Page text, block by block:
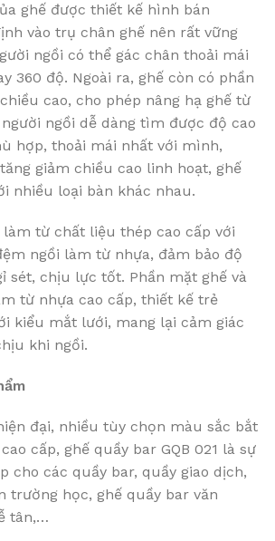
ghế được thiết kế hình bán
vào trụ chân ghế nên rất vững
ngồi có thể gác chân thoải mái
360 độ. Ngoài ra, ghế còn có phần
cao, cho phép nâng hạ ghế từ
ngồi dễ dàng tìm được độ cao
hợp, thoải mái nhất với mình,
giảm chiều cao linh hoạt, ghế
nhiều loại bàn khác nhau.
từ chất liệu thép cao cấp với
ngồi làm từ nhựa, đảm bảo độ
sét, chịu lực tốt. Phần mặt ghế và
từ nhựa cao cấp, thiết kế trẻ
kiểu mắt lưới, mang lại cảm giác
khi ngồi.
đại, nhiều tùy chọn màu sắc bắt
cấp, ghế quầy bar GQB 021 là sự
cho các quầy bar, quầy giao dịch,
trường học, ghế quầy bar văn
tân,…